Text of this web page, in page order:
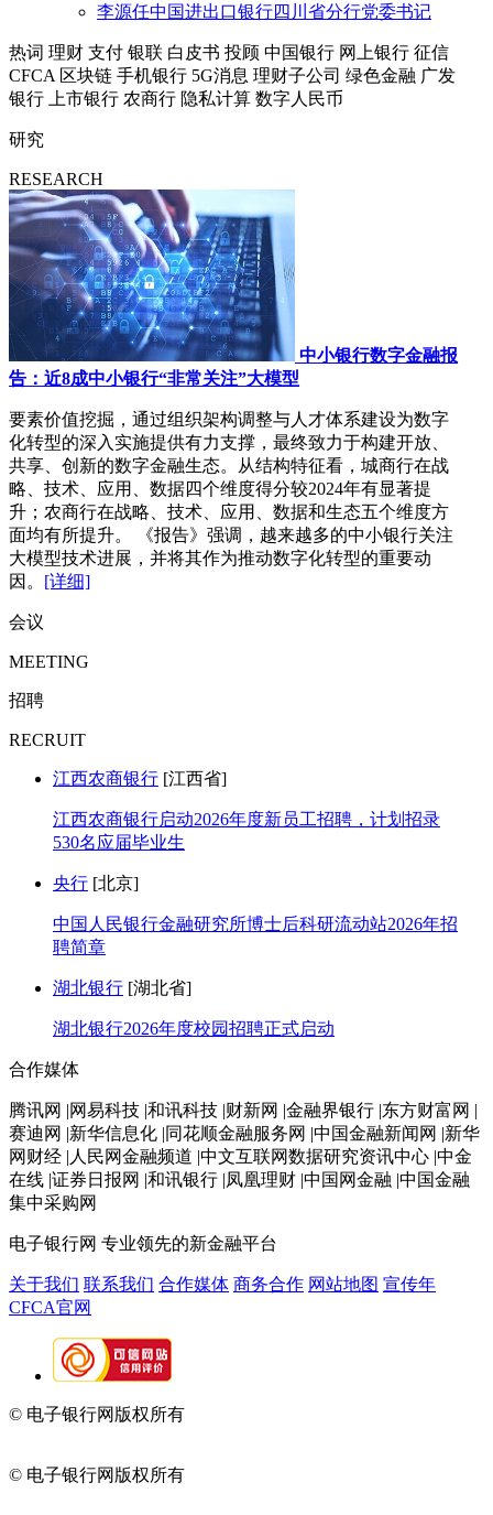
李源任中国进出口银行四川省分行党委书记
热词 理财 支付 银联 白皮书 投顾 中国银行 网上银行 征信
CFCA 区块链 手机银行 5G消息 理财子公司 绿色金融 广发
银行
上市银行 农商行 隐私计算 数字人民币
研究
RESEARCH
中小银行数字金融报
告：近8成中小银行“非常关注”大模型
要素价值挖掘，通过组织架构调整与人才体系建设为数字
化转型的深入实施提供有力支撑，最终致力于构建开放、
共享、创新的数字金融生态。从结构特征看，城商行在战
略、技术、应用、数据四个维度得分较2024年有显著提
升；农商行在战略、技术、应用、数据和生态五个维度方
面均有所提升。 《报告》强调，越来越多的中小银行关注
大模型技术进展，并将其作为推动数字化转型的重要动
因。 [详细]
会议
MEETING
招聘
RECRUIT
江西农商银行 [江西省]
江西农商银行启动2026年度新员工招聘，计划招录
530名应届毕业生
央行 [北京]
中国人民银行金融研究所博士后科研流动站2026年招
聘简章
湖北银行 [湖北省]
湖北银行2026年度校园招聘正式启动
合作媒体
腾讯网 |网易科技 |和讯科技 |财新网 |金融界银行 |东方财富网 |
赛迪网 |新华信息化 |同花顺金融服务网 |中国金融新闻网 |新华
网财经 |人民网金融频道 |中文互联网数据研究资讯中心 |中金
在线 |证券日报网 |和讯银行 |凤凰理财 |中国网金融 |中国金融
集中采购网
电子银行网 专业领先的新金融平台
关于我们 联系我们 合作媒体 商务合作 网站地图 宣传年
CFCA官网
© 电子银行网版权所有
© 电子银行网版权所有